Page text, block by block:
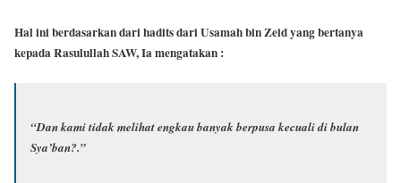
Hal ini berdasarkan dari hadits dari Usamah bin Zeid yang bertanya
kepada Rasulullah SAW, Ia mengatakan :
“Dan kami tidak melihat engkau banyak berpusa kecuali di bulan
Sya’ban?.”